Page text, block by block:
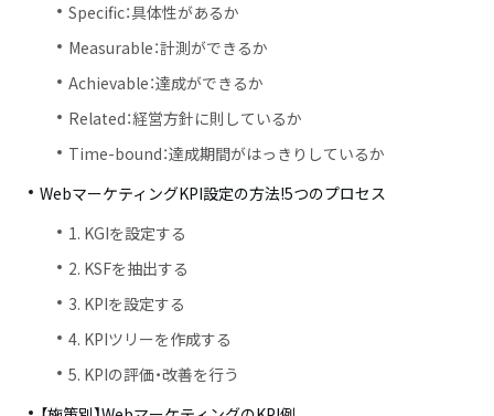
Specific：具体性があるか
Measurable：計測ができるか
Achievable：達成ができるか
Related：経営方針に則しているか
Time-bound：達成期間がはっきりしているか
WebマーケティングKPI設定の方法!5つのプロセス
1. KGIを設定する
2. KSFを抽出する
3. KPIを設定する
4. KPIツリーを作成する
5. KPIの評価・改善を行う